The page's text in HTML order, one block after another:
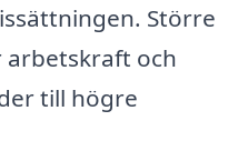
Större
och
till högre